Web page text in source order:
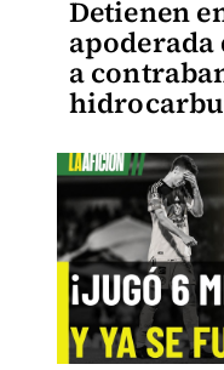
Detienen
apoderada
a